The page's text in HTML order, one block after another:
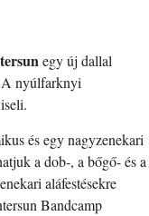
egy új dallal
A nyúlfarknyi
és egy nagyzenekari
a dob-, a bőgő- és a
aláfestésekre
Bandcamp